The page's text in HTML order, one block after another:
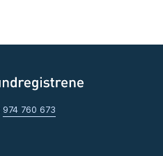
974 760 673